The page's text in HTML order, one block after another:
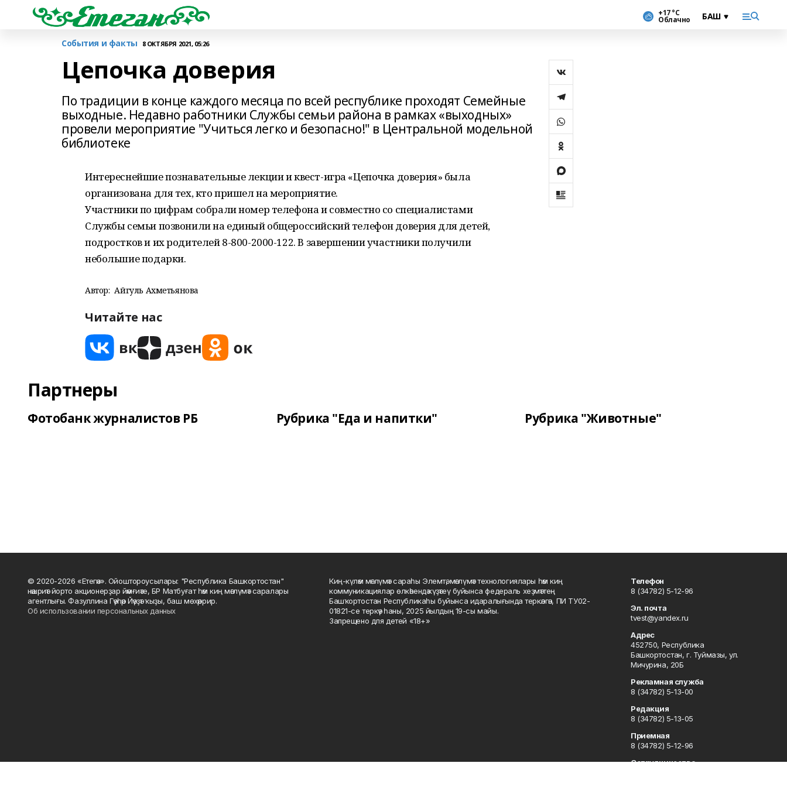
+17 °С
Облачно
События и факты 8 ОКТЯБРЯ 2021, 05:26
Цепочка доверия
По традиции в конце каждого месяца по всей республике проходят Семейные
выходные. Недавно работники Службы семьи района в рамках «выходных»
провели мероприятие "Учиться легко и безопасно!" в Центральной модельной
библиотеке
Интереснейшие познавательные лекции и квест-игра «Цепочка доверия» была
организована для тех, кто пришел на мероприятие.
Участники по цифрам собрали номер телефона и совместно со специалистами
Службы семьи позвонили на единый общероссийский телефон доверия для детей,
подростков и их родителей 8-800-2000-122. В завершении участники получили
небольшие подарки.
Автор: Айгуль Ахметьянова
Читайте нас
Партнеры
Фотобанк журналистов РБ Рубрика "Еда и напитки" Рубрика "Животные"
© 2020-2026 «Етегән». Ойоштороусылары: "Республика Башкортостан"
нәшриәт йорто акционерҙар йәмғиәте, БР Матбуғат һәм киң мәғлүмәт саралары
агентлығы. Фазуллина Гәүһәр Йәүҙәт ҡыҙы, баш мөхәррир.
Об использовании персональных данных
Киң-күләм мәғлүмәт сараһы Элемтә, мәғлүмәт технологиялары һәм киң
коммуникациялар өлкәһендә күҙәтеү буйынса федераль хеҙмәттең
Башҡортостан Республикаһы буйынса идаралығында теркәлгән, ПИ ТУ02-
01821-се теркәү һаны, 2025 йылдың 19-сы майы.
Запрещено для детей «18+»
Телефон
8 (34782) 5-12-96
Эл. почта
tvest@yandex.ru
Адрес
452750, Республика
Башкортостан, г. Туймазы, ул.
Мичурина, 20Б
Рекламная служба
8 (34782) 5-13-00
Редакция
8 (34782) 5-13-05
Приемная
8 (34782) 5-12-96
Сотрудничество